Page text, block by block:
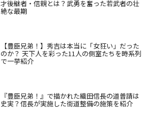
才後継者・信親とは？武勇を奮った若武者の壮
絶な最期
【豊臣兄弟！】秀吉は本当に「女狂い」だった
のか？ 天下人を彩った11人の側室たちを時系列
で一挙紹介
『豊臣兄弟！』で描かれた織田信長の道普請は
史実？信長が実施した街道整備の施策を紹介